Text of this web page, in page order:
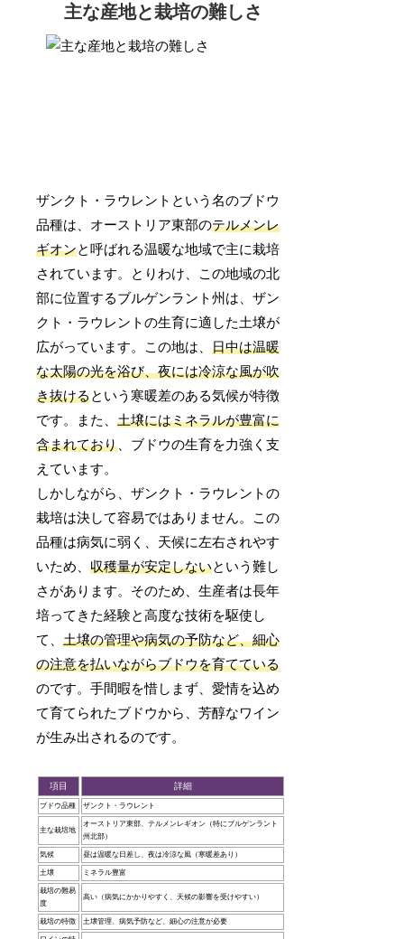
主な産地と栽培の難しさ
ザンクト・ラウレントという名のブドウ
品種は、オーストリア東部のテルメンレ
ギオンと呼ばれる温暖な地域で主に栽培
されています。とりわけ、この地域の北
部に位置するブルゲンラント州は、ザン
クト・ラウレントの生育に適した土壌が
広がっています。この地は、日中は温暖
な太陽の光を浴び、夜には冷涼な風が吹
き抜けるという寒暖差のある気候が特徴
です。また、土壌にはミネラルが豊富に
含まれており 、ブドウの生育を力強く支
えています。
しかしながら、ザンクト・ラウレントの
栽培は決して容易ではありません。この
品種は病気に弱く、天候に左右されやす
いため、収穫量が安定しないという難し
さがあります。そのため、生産者は長年
培ってきた経験と高度な技術を駆使し
て、土壌の管理や病気の予防など、細心
の注意を払いながらブドウを育てている
のです。手間暇を惜しまず、愛情を込め
て育てられたブドウから、芳醇なワイン
が生み出されるのです。
項目 詳細
ブドウ品種 ザンクト・ラウレント
主な栽培地
オーストリア東部、テルメンレギオン（特にブルゲンラント
州北部）
気候 昼は温暖な日差し、夜は冷涼な風（寒暖差あり）
土壌 ミネラル豊富
栽培の難易
度
高い（病気にかかりやすく、天候の影響を受けやすい）
栽培の特徴 土壌管理、病気予防など、細心の注意が必要